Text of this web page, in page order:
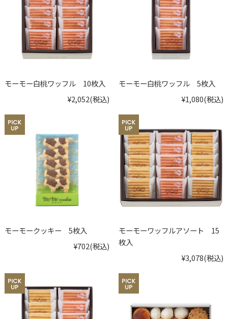
モーモー白桃ワッフル 10枚入
¥2,052(税込)
モーモー白桃ワッフル 5枚入
¥1,080(税込)
モーモークッキー 5枚入
¥702(税込)
モーモーワッフルアソート 15
枚入
¥3,078(税込)